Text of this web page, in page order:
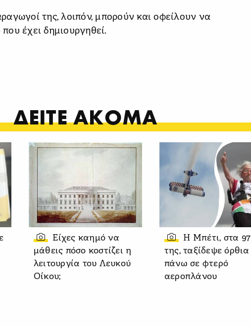
της, λοιπόν, μπορούν και οφείλουν να
έχει δημιουργηθεί.
ΔΕΙΤΕ ΑΚΟΜΑ
Είχες καημό να
μάθεις πόσο κοστίζει η
λειτουργία του Λευκού
Οίκου;
Η Μπέτι, στα 97
της, ταξίδεψε όρθια
πάνω σε φτερό
αεροπλάνου